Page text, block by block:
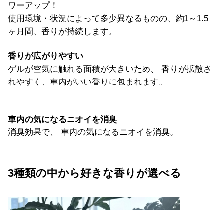
ワーアップ！
使用環境・状況によって多少異なるものの、約1～1.5
ヶ月間、香りが持続します。
香りが広がりやすい
ゲルが空気に触れる面積が大きいため、 香りが拡散さ
れやすく、車内がいい香りに包まれます。
車内の気になるニオイを消臭
消臭効果で、 車内の気になるニオイを消臭。
3種類の中から好きな香りが選べる